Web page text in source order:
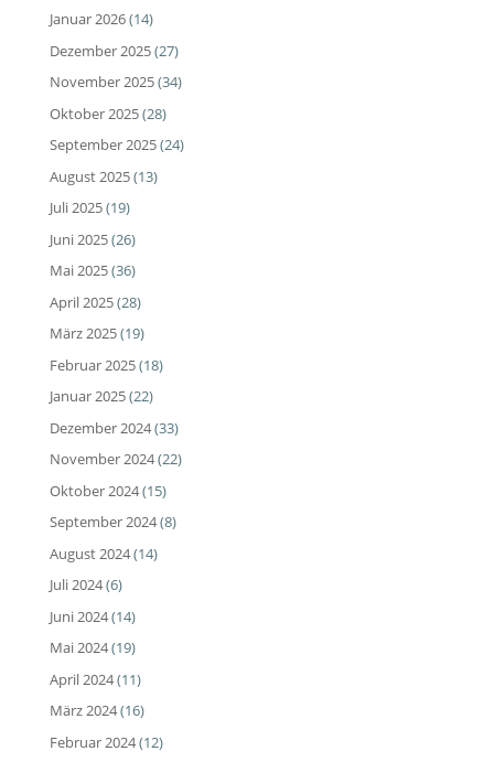
Januar 2026(14)
Dezember 2025(27)
November 2025(34)
Oktober 2025(28)
September 2025(24)
August 2025(13)
Juli 2025(19)
Juni 2025(26)
Mai 2025(36)
April 2025(28)
März 2025(19)
Februar 2025(18)
Januar 2025(22)
Dezember 2024(33)
November 2024(22)
Oktober 2024(15)
September 2024(8)
August 2024(14)
Juli 2024(6)
Juni 2024(14)
Mai 2024(19)
April 2024(11)
März 2024(16)
Februar 2024(12)